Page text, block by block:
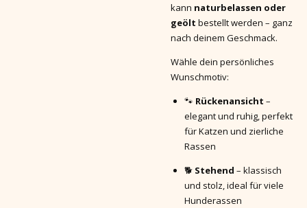
kann naturbelassen oder
geölt bestellt werden – ganz
nach deinem Geschmack.
Wähle dein persönliches
Wunschmotiv:
🐾 Rückenansicht –
elegant und ruhig, perfekt
für Katzen und zierliche
Rassen
🐕 Stehend – klassisch
und stolz, ideal für viele
Hunderassen